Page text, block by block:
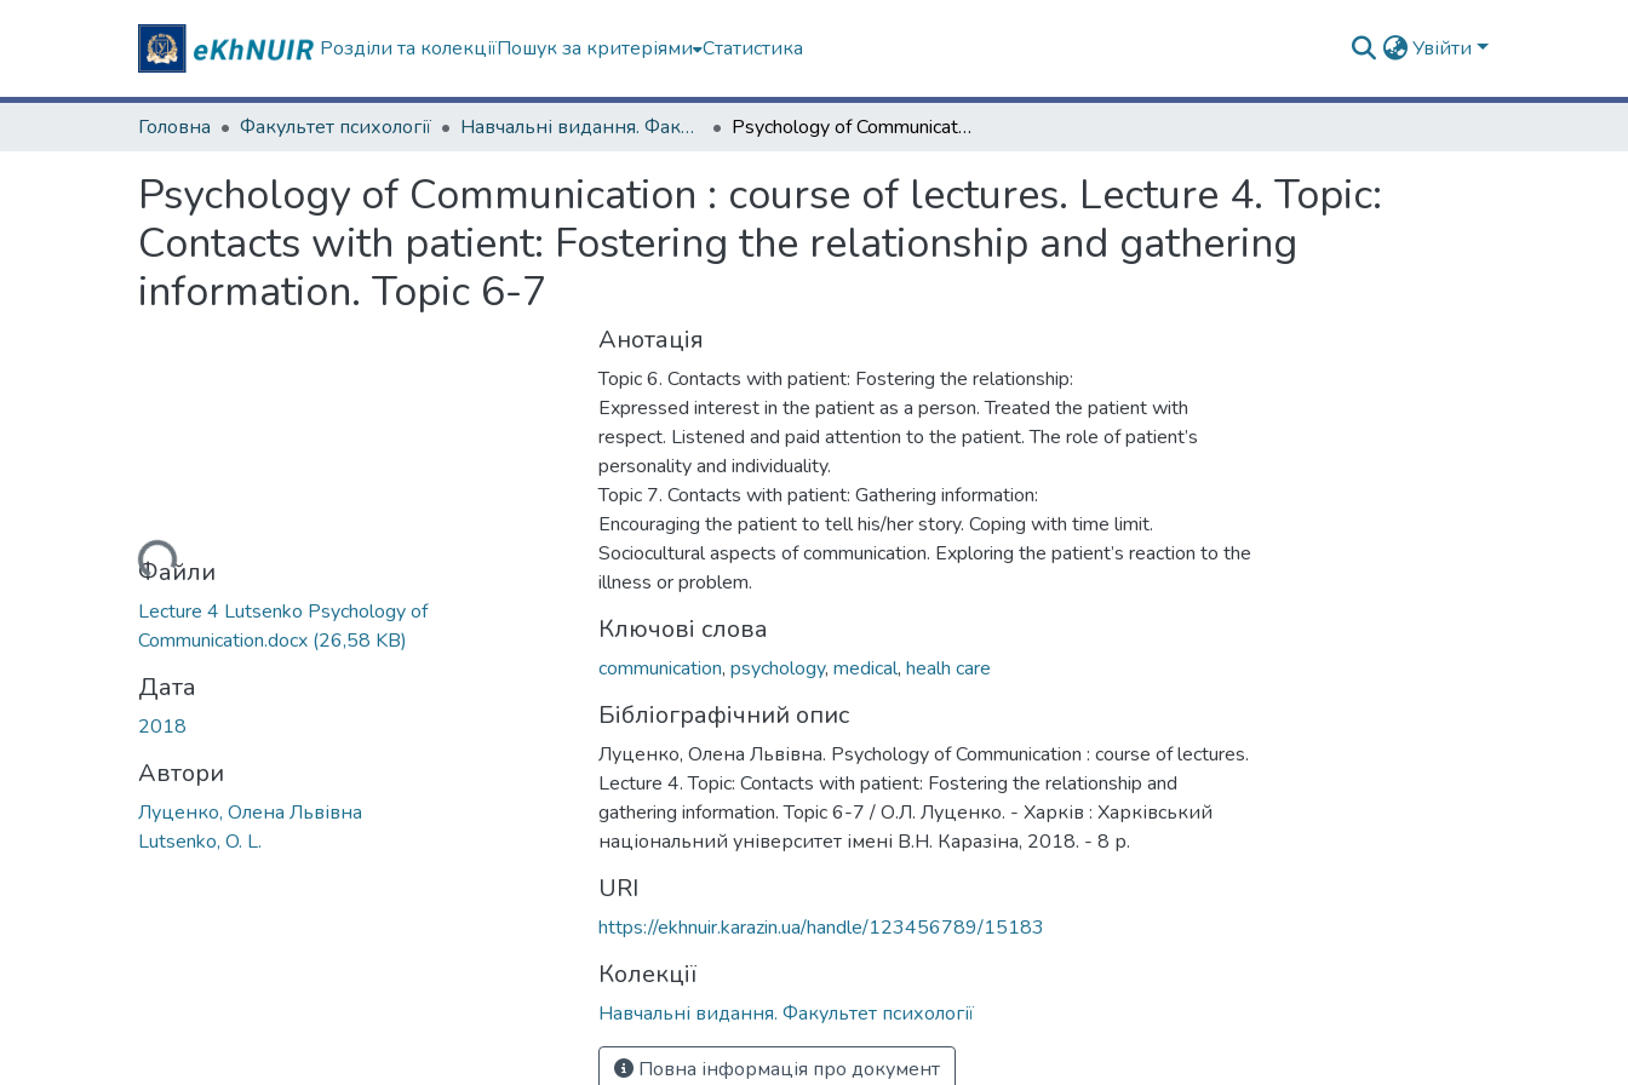
Розділи та колекціїПошук за критеріями Статистика Увійти
Головна Факультет психології Навчальні видання. Факультет психології Psychology of Communication : course of lectures. Lecture 4. Topic: Contacts with patient: Fostering the relationship and gathering information. Topic 6-7
Psychology of Communication : course of lectures. Lecture 4. Topic:
Contacts with patient: Fostering the relationship and gathering
information. Topic 6-7
Вантажиться...Файли
Lecture 4 Lutsenko Psychology of
Communication.docx (26,58 KB)
Дата
2018
Автори
Луценко, Олена Львівна
Lutsenko, O. L.
Анотація
Topic 6. Contacts with patient: Fostering the relationship:
Expressed interest in the patient as a person. Treated the patient with
respect. Listened and paid attention to the patient. The role of patient’s
personality and individuality.
Topic 7. Contacts with patient: Gathering information:
Encouraging the patient to tell his/her story. Coping with time limit.
Sociocultural aspects of communication. Exploring the patient’s reaction to the
illness or problem.
Ключові слова
communication, psychology, medical, healh care
Бібліографічний опис
Луценко, Олена Львівна. Psychology of Communication : course of lectures.
Lecture 4. Topic: Contacts with patient: Fostering the relationship and
gathering information. Topic 6-7 / О.Л. Луценко. - Харків : Харківський
національний університет імені В.Н. Каразіна, 2018. - 8 р.
URI
https://ekhnuir.karazin.ua/handle/123456789/15183
Колекції
Навчальні видання. Факультет психології
Повна інформація про документ